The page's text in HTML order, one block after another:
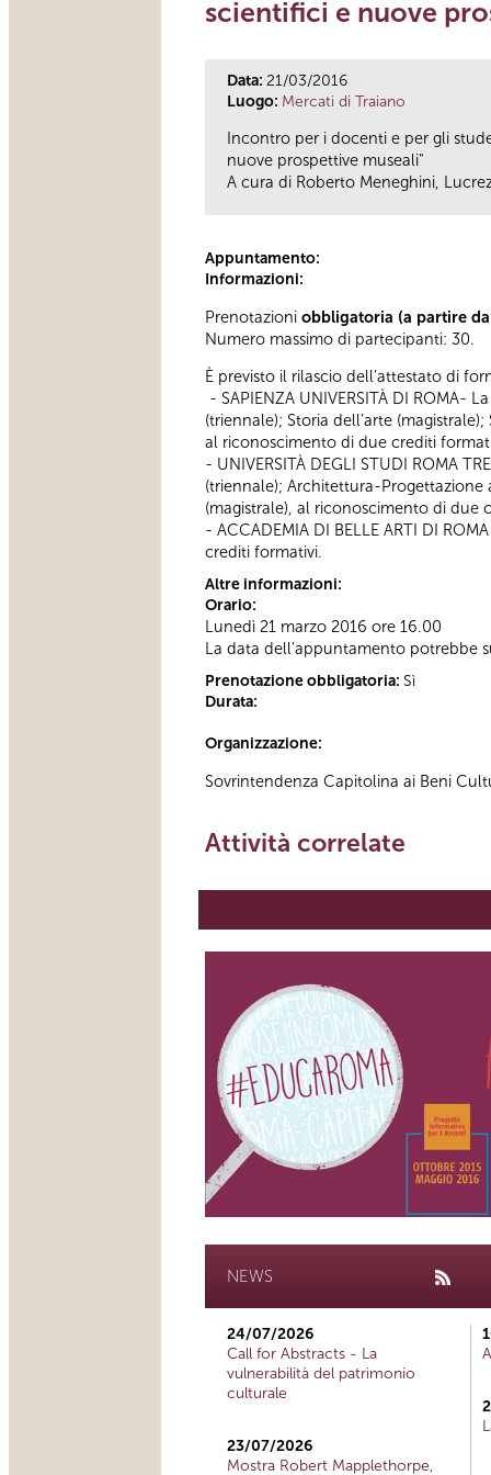
scientifici e nuove
Data: 21/03/2016
Luogo: Mercati di Traiano
Incontro per i docenti e per gli
nuove prospettive museali"
A cura di Roberto Meneghini,
Appuntamento:
Informazioni:
Prenotazioni obbligatoria (a partire
Numero massimo di partecipanti: 30.
È previsto il rilascio dell’attestato di
- SAPIENZA UNIVERSITÀ DI
(triennale); Storia dell’arte
al riconoscimento di due crediti
- UNIVERSITÀ DEGLI STUDI ROMA
(triennale); Architettura-
(magistrale), al riconoscimento di due
- ACCADEMIA DI BELLE ARTI DI
crediti formativi.
Altre informazioni:
Orario:
Lunedì 21 marzo 2016 ore 16.00
La data dell'appuntamento potrebbe
Prenotazione obbligatoria: Sì
Durata:
Organizzazione:
Sovrintendenza Capitolina ai Beni
Attività correlate
NEWS
24/07/2026
Call for Abstracts - La
vulnerabilità del patrimonio
culturale
23/07/2026
Mostra Robert Mapplethorpe,